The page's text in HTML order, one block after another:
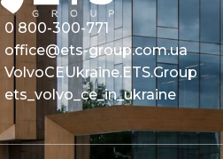
0 800-300-771
office@ets-group.com.ua
VolvoCEUkraine.ETS.Group
ets_volvo_ce_in_ukraine